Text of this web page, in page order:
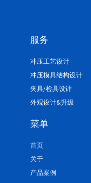
服务
冲压工艺设计
冲压模具结构设计
夹具/检具设计
外观设计&升级
菜单
首页
关于
产品案例